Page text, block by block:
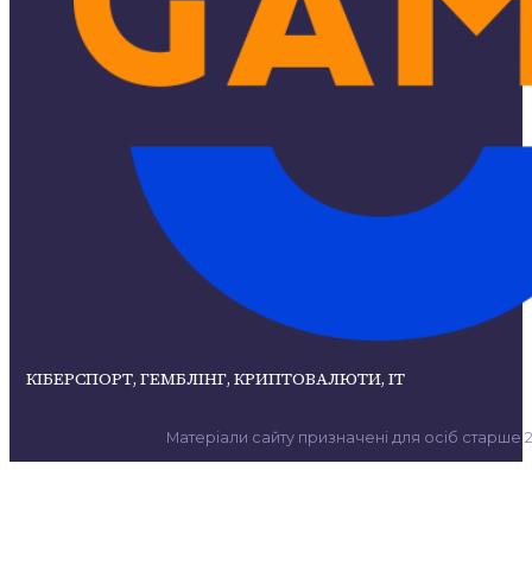
КІБЕРСПОРТ, ГЕМБЛІНГ, КРИПТОВАЛЮТИ, ІТ
Матеріали сайту призначені для осіб старше